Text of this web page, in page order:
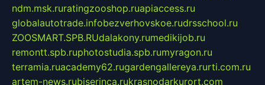
ndm.msk.ruratingzooshop.ruapiaccess.ru
globalautotrade.infobezverhovskoe.rudrsschool.ru
ZOOSMART.SPB.RUdalakony.rumedikijob.ru
remontt.spb.ruphotostudia.spb.rumyragon.ru
terramia.ruacademy62.rugardengallereya.rurti.com.ru
artem-news.rubiserinca.rukrasnodarkurort.com